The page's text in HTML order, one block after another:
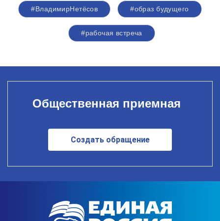
#ВладимирНетёсов #образ будущего
#рабочая встреча
Общественная приемная
Создать обращение